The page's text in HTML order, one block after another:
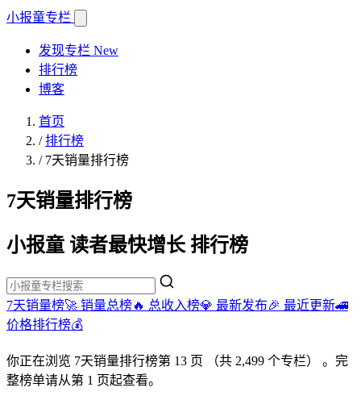
小报童专栏
发现专栏 New
排行榜
博客
首页
/排行榜
/ 7天销量排行榜
7天销量排行榜
小报童 读者最快增长 排行榜
7天销量榜🚀 销量总榜🔥 总收入榜💎 最新发布🎉 最近更新🚄
价格排行榜💰
你正在浏览 7天销量排行榜第 13 页 （共 2,499 个专栏）
。完
整榜单请从第 1 页起查看。